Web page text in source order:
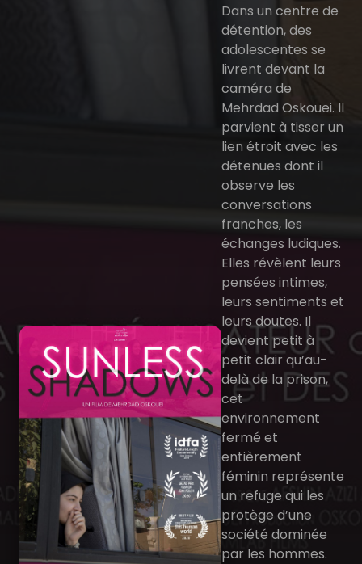
Dans un centre de
détention, des
adolescentes se
livrent devant la
caméra de
Mehrdad Oskouei. Il
parvient à tisser un
lien étroit avec les
détenues dont il
observe les
conversations
franches, les
échanges ludiques.
Elles révèlent leurs
pensées intimes,
leurs sentiments et
leurs doutes. Il
devient petit à
petit clair qu’au-
delà de la prison,
cet
environnement
fermé et
entièrement
féminin représente
un refuge qui les
protège d’une
société dominée
par les hommes.